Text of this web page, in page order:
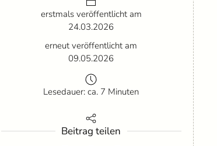
erstmals veröffentlicht am
24.03.2026
erneut veröffentlicht am
09.05.2026
Lesedauer: ca. 7 Minuten
Beitrag teilen